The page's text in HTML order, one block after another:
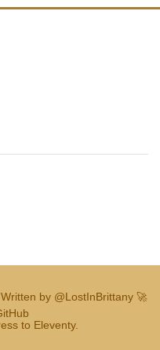
by @LostInBrittany🚀
to Eleventy.